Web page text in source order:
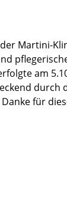
Martini-
am
durch
für
der Hamm-
zu sein.